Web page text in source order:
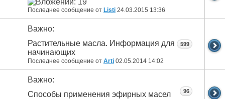
Последнее сообщение от Listi 24.03.2015 13:36
Важно:
Растительные масла. Информация для
начинающих
Последнее сообщение от Arti 02.05.2014 14:02
599
Важно:
Способы применения эфирных масел
96